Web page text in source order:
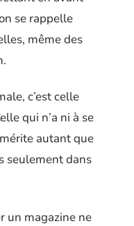
se rappelle
même des
c’est celle
qui n’a ni à se
autant que
seulement dans
un magazine ne